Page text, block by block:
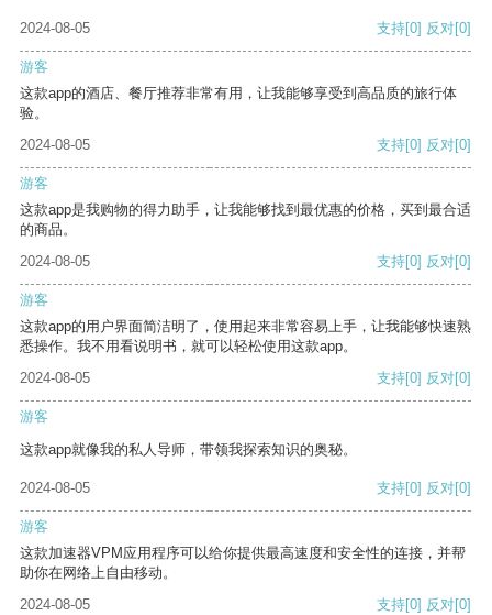
2024-08-05 支持[0] 反对[0]
游客
这款app的酒店、餐厅推荐非常有用，让我能够享受到高品质的旅行体
验。
2024-08-05
支持[0] 反对[0]
游客
这款app是我购物的得力助手，让我能够找到最优惠的价格，买到最合适
的商品。
2024-08-05
支持[0] 反对[0]
游客
这款app的用户界面简洁明了，使用起来非常容易上手，让我能够快速熟
悉操作。我不用看说明书，就可以轻松使用这款app。
2024-08-05
支持[0] 反对[0]
游客
这款app就像我的私人导师，带领我探索知识的奥秘。
2024-08-05 支持[0] 反对[0]
游客
这款加速器VPM应用程序可以给你提供最高速度和安全性的连接，并帮
助你在网络上自由移动。
2024-08-05
支持[0] 反对[0]